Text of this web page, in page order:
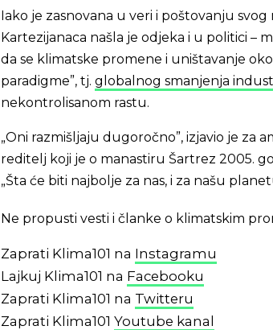
Iako je zasnovana u veri i poštovanju
Kartezijanaca našla je odjeka i u politici –
da se klimatske promene i uništavanje
paradigme”, tj. globalnog smanjenja
nekontrolisanom rastu.
„Oni razmišljaju dugoročno”, izjavio je za
reditelj koji je o manastiru Šartrez 2005.
„Šta će biti najbolje za nas, i za našu
Ne propusti vesti i članke o klimatskim
Zaprati Klima101 na Instagramu
Lajkuj Klima101 na Facebooku
Zaprati Klima101 na Twitteru
Zaprati Klima101 Youtube kanal